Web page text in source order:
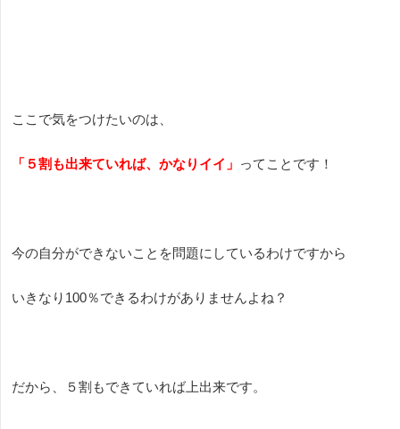
ここで気をつけたいのは、
「５割も出来ていれば、かなりイイ」 ってことです！
今の自分ができないことを問題にしているわけですから
いきなり 100％できるわけがありませんよね？
だから、５割もできていれば上出来です。